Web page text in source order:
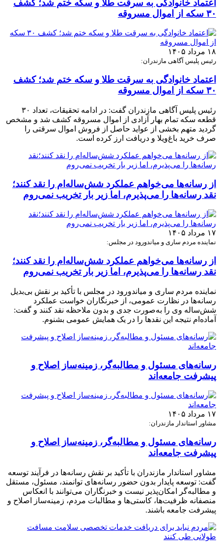
اعتماد خانوادگی به سرقت طلا و سکه ختم شد؛ کشف
۳۰ سکه از اموال مسروقه
۱۸ مرداد ۱۴۰۵
رئیس پلیس آگاهی مازندران:
اعتماد خانوادگی به سرقت طلا و سکه ختم شد؛ کشف
۳۰ سکه از اموال مسروقه
رئیس پلیس آگاهی مازندران گفت: در ادامه تحقیقات، تعداد ۳۰
قطعه سکه تمام بهار آزادی از اموال مسروقه کشف شد و مشخص
گردید متهم بخشی از عواید حاصل از فروش اموال سرقتی را
صرف خرید باغ‌ویلا و دریافت ارز کرده است.
از رسانه‌ها می‌خواهم عملکرد شش‌ساله‌ام را نقد کنند؛
نقد رسانه‌ها را می‌پذیرم، اما زیر بار تخریب نمی‌روم
۱۷ مرداد ۱۴۰۵
نماینده مردم ساری و میاندورود در مجلس:
از رسانه‌ها می‌خواهم عملکرد شش‌ساله‌ام را نقد کنند؛
نقد رسانه‌ها را می‌پذیرم، اما زیر بار تخریب نمی‌روم
نماینده مردم ساری و میاندورود در مجلس با تأکید بر نقش بی‌بدیل
رسانه‌ها در نظارت عمومی، از خبرنگاران خواست عملکرد
شش‌ساله وی را به‌صورت جدی و بدون ملاحظه نقد کنند و گفت:
آماده‌ام نتیجه این نقدها را در یک همایش عمومی بشنوم.
رسانه‌های مسئول و مطالبه‌گر، زمینه‌ساز اصلاح و
پیشرفت جامعه‌اند
۱۷ مرداد ۱۴۰۵
مشاور استاندار مازندران:
رسانه‌های مسئول و مطالبه‌گر، زمینه‌ساز اصلاح و
پیشرفت جامعه‌اند
مشاور استاندار مازندران با تأکید بر نقش رسانه‌ها در فرآیند توسعه
گفت: توسعه پایدار بدون حضور رسانه‌های توانمند، مسئول، مستقل
و مطالبه‌گر امکان‌پذیر نیست و خبرنگاران می‌توانند با انعکاس
منصفانه ظرفیت‌ها، کاستی‌ها و مطالبات مردم، زمینه‌ساز اصلاح و
پیشرفت جامعه باشند.